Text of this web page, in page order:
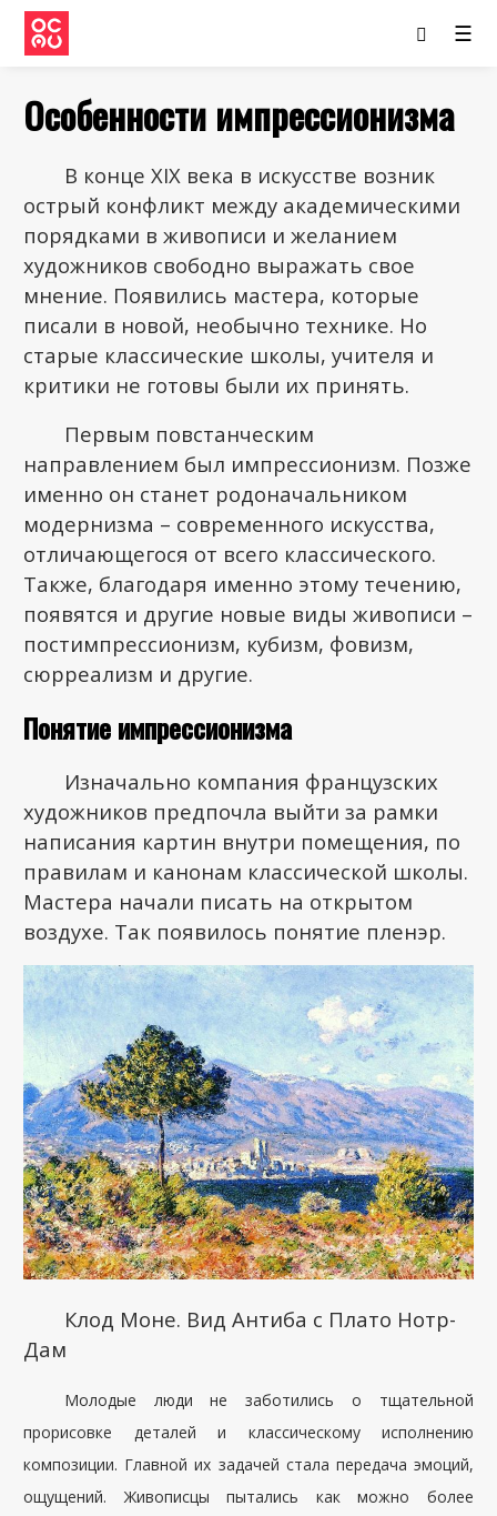
☰
Особенности импрессионизма
В конце XIX века в искусстве возник
острый конфликт между академическими
порядками в живописи и желанием
художников свободно выражать свое
мнение. Появились мастера, которые
писали в новой, необычно технике. Но
старые классические школы, учителя и
критики не готовы были их принять.
Первым повстанческим
направлением был импрессионизм. Позже
именно он станет родоначальником
модернизма – современного искусства,
отличающегося от всего классического.
Также, благодаря именно этому течению,
появятся и другие новые виды живописи –
постимпрессионизм, кубизм, фовизм,
сюрреализм и другие.
Понятие импрессионизма
Изначально компания французских
художников предпочла выйти за рамки
написания картин внутри помещения, по
правилам и канонам классической школы.
Мастера начали писать на открытом
воздухе. Так появилось понятие пленэр.
Клод Моне. Вид Антиба с Плато Нотр-
Дам
Молодые люди не заботились о тщательной
прорисовке деталей и классическому исполнению
композиции. Главной их задачей стала передача эмоций,
ощущений. Живописцы пытались как можно более